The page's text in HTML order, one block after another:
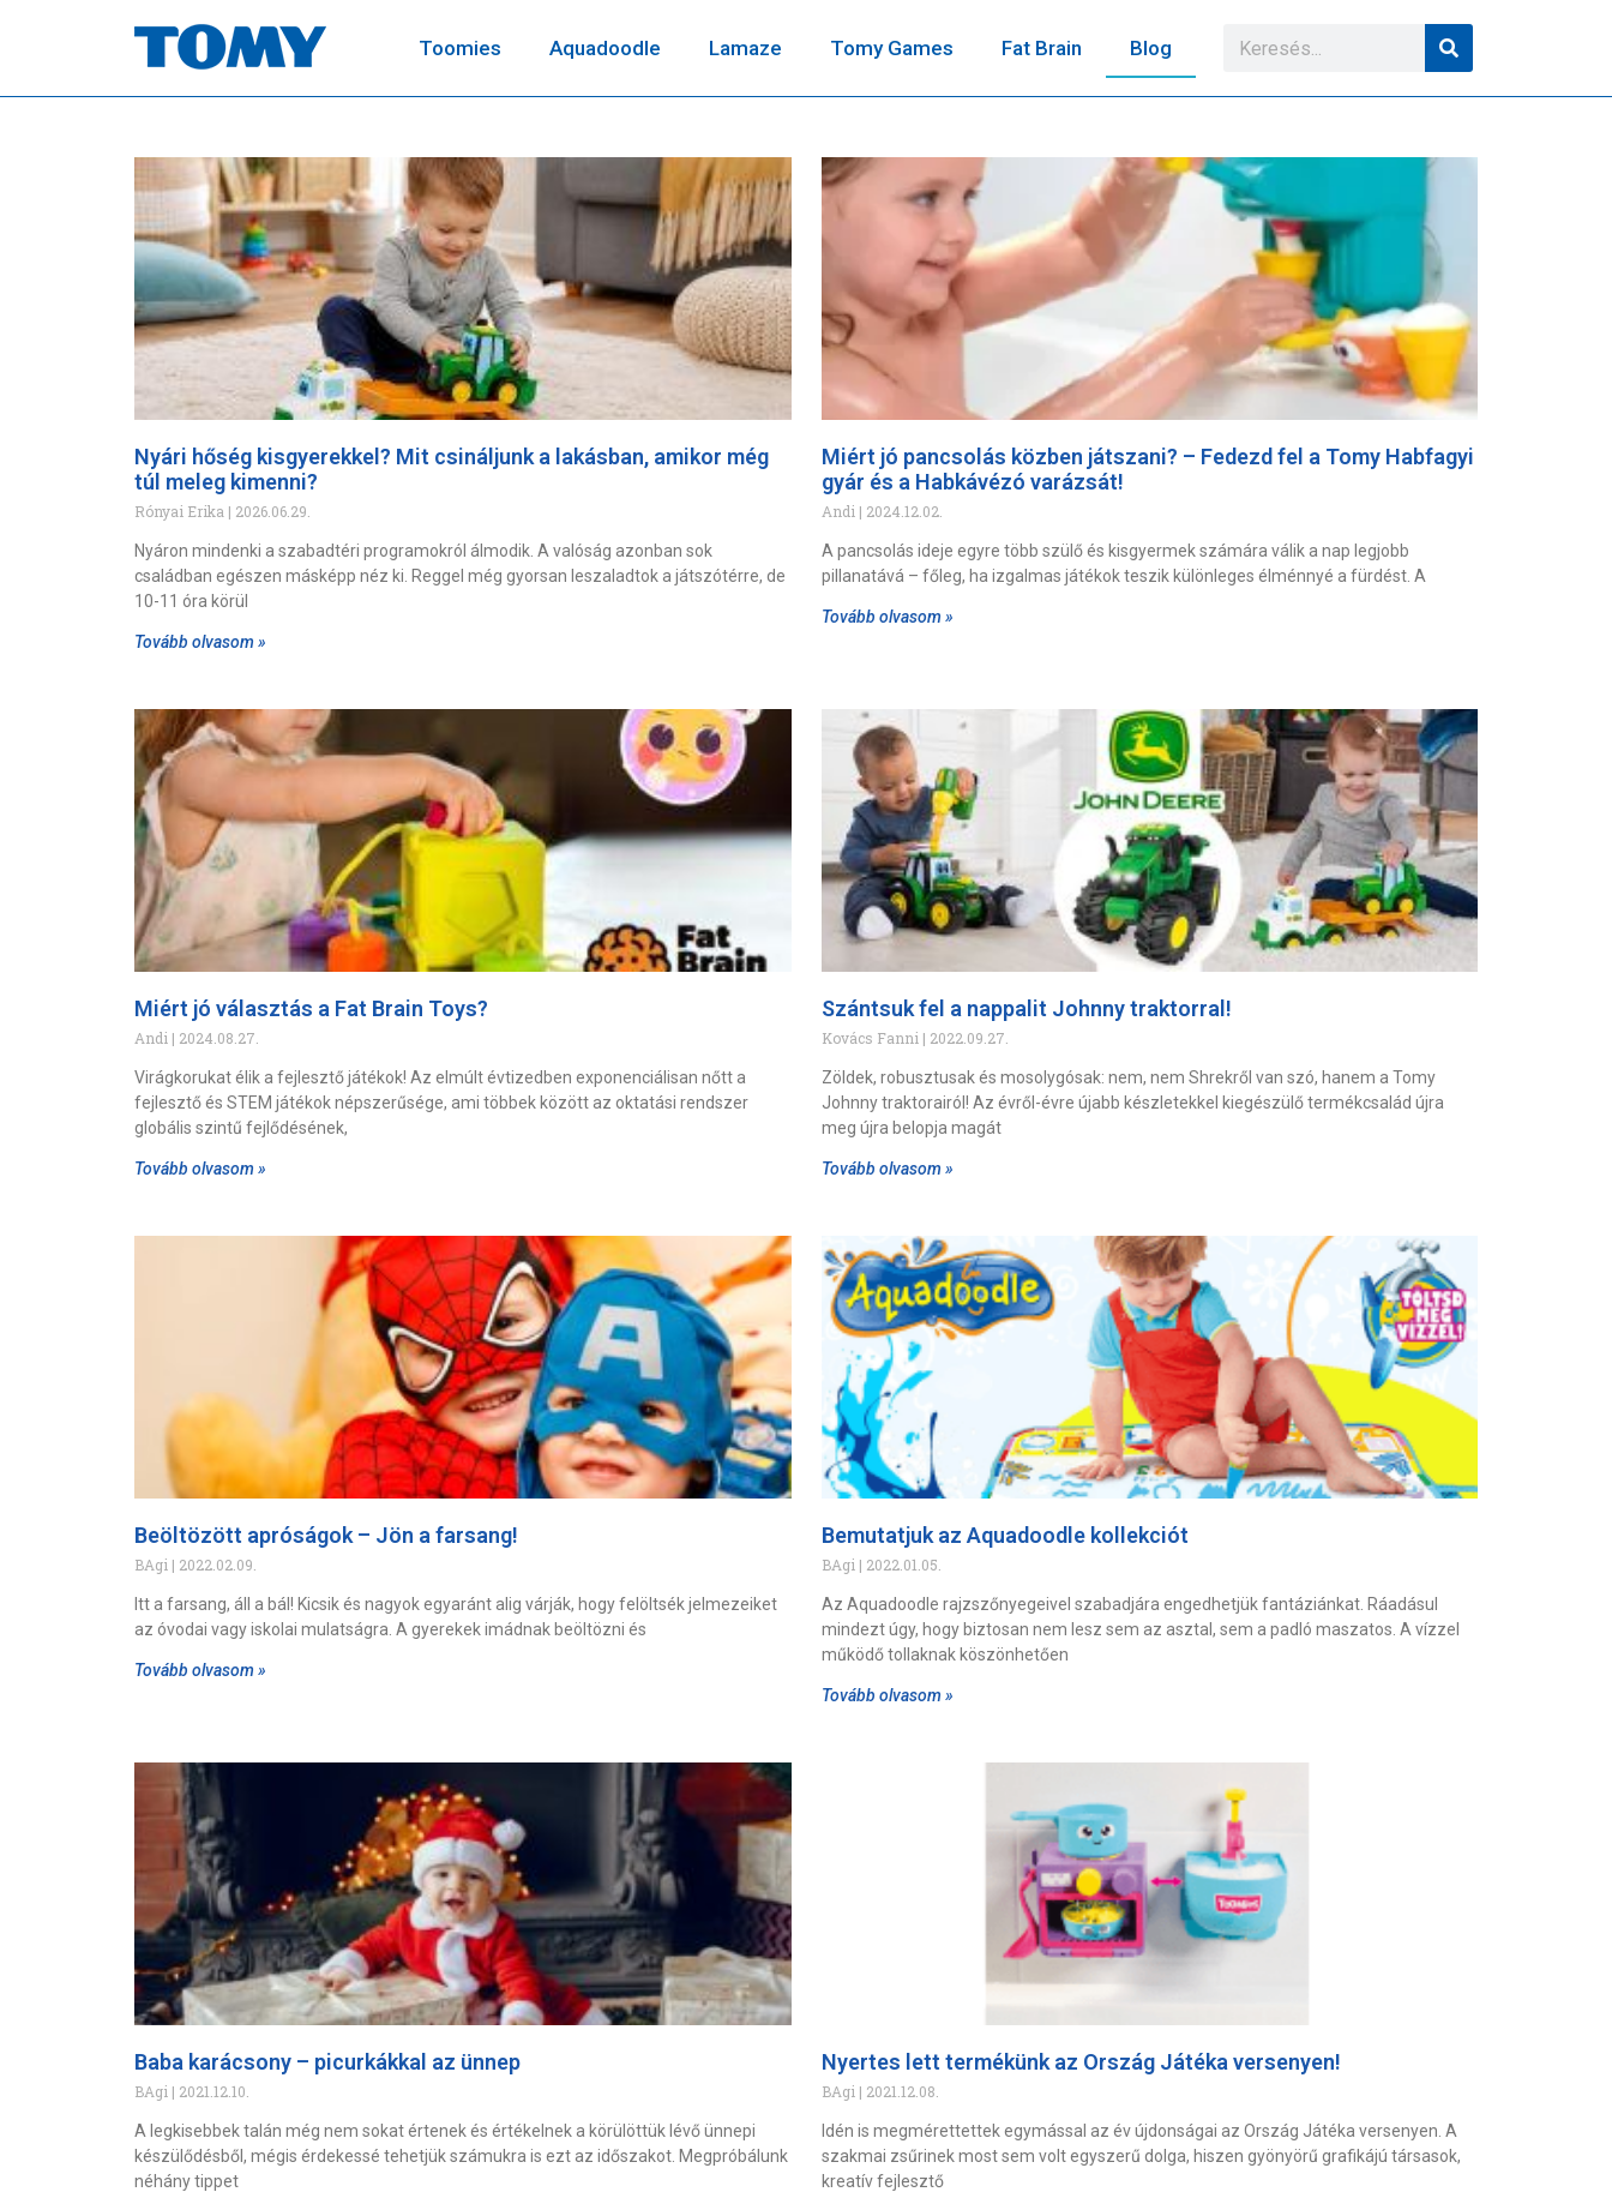
Toomies Aquadoodle Lamaze Tomy Games Fat Brain Blog
Nyári hőség kisgyerekkel? Mit csináljunk a lakásban, amikor még
túl meleg kimenni?
Rónyai Erika 2026.06.29.
Nyáron mindenki a szabadtéri programokról álmodik. A valóság azonban sok
családban egészen másképp néz ki. Reggel még gyorsan leszaladtok a játszótérre, de
10-11 óra körül
Tovább olvasom »
Miért jó pancsolás közben játszani? – Fedezd fel a Tomy Habfagyi
gyár és a Habkávézó varázsát!
Andi 2024.12.02.
A pancsolás ideje egyre több szülő és kisgyermek számára válik a nap legjobb
pillanatává – főleg, ha izgalmas játékok teszik különleges élménnyé a fürdést. A
Tovább olvasom »
Miért jó választás a Fat Brain Toys?
Andi 2024.08.27.
Virágkorukat élik a fejlesztő játékok! Az elmúlt évtizedben exponenciálisan nőtt a
fejlesztő és STEM játékok népszerűsége, ami többek között az oktatási rendszer
globális szintű fejlődésének,
Tovább olvasom »
Szántsuk fel a nappalit Johnny traktorral!
Kovács Fanni 2022.09.27.
Zöldek, robusztusak és mosolygósak: nem, nem Shrekről van szó, hanem a Tomy
Johnny traktorairól! Az évről-évre újabb készletekkel kiegészülő termékcsalád újra
meg újra belopja magát
Tovább olvasom »
Beöltözött apróságok – Jön a farsang!
BAgi 2022.02.09.
Itt a farsang, áll a bál! Kicsik és nagyok egyaránt alig várják, hogy felöltsék jelmezeiket
az óvodai vagy iskolai mulatságra. A gyerekek imádnak beöltözni és
Tovább olvasom »
Bemutatjuk az Aquadoodle kollekciót
BAgi 2022.01.05.
Az Aquadoodle rajzszőnyegeivel szabadjára engedhetjük fantáziánkat. Ráadásul
mindezt úgy, hogy biztosan nem lesz sem az asztal, sem a padló maszatos. A vízzel
működő tollaknak köszönhetően
Tovább olvasom »
Baba karácsony – picurkákkal az ünnep
BAgi 2021.12.10.
A legkisebbek talán még nem sokat értenek és értékelnek a körülöttük lévő ünnepi
készülődésből, mégis érdekessé tehetjük számukra is ezt az időszakot. Megpróbálunk
néhány tippet
Nyertes lett termékünk az Ország Játéka versenyen!
BAgi 2021.12.08.
Idén is megmérettettek egymással az év újdonságai az Ország Játéka versenyen. A
szakmai zsűrinek most sem volt egyszerű dolga, hiszen gyönyörű grafikájú társasok,
kreatív fejlesztő